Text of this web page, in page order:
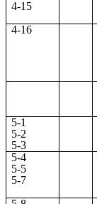
4-15
4-16
5-1
5-2
5-3
5-4
5-5
5-7